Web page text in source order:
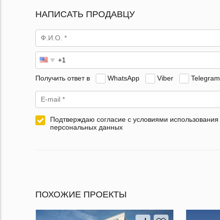
НАПИСАТЬ ПРОДАВЦУ
Получить ответ в WhatsApp Viber Telegram
Подтверждаю согласие с условиями использования
персональных данных
ПОХОЖИЕ ПРОЕКТЫ